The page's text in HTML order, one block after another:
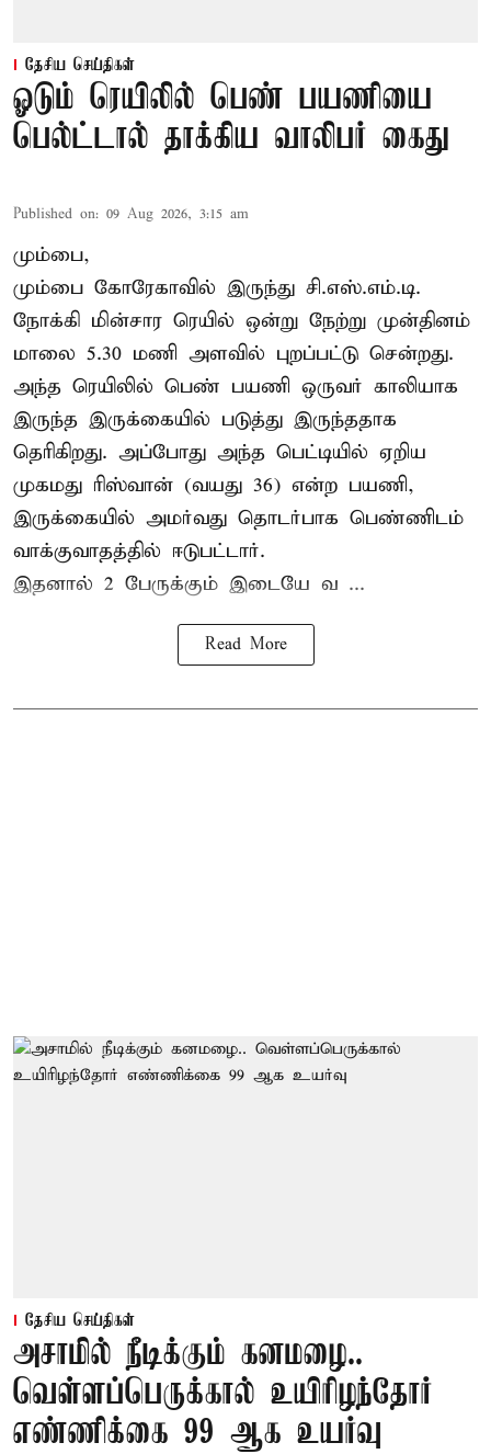
தேசிய செய்திகள்
ஓடும் ரெயிலில் பெண் பயணியை
பெல்ட்டால் தாக்கிய வாலிபர் கைது
Published on: 09 Aug 2026, 3:15 am
மும்பை,
மும்பை கோரேகாவில் இருந்து சி.எஸ்.எம்.டி.
நோக்கி மின்சார ரெயில் ஒன்று நேற்று முன்தினம்
மாலை 5.30 மணி அளவில் புறப்பட்டு சென்றது.
அந்த ரெயிலில் பெண் பயணி ஒருவர் காலியாக
இருந்த இருக்கையில் படுத்து இருந்ததாக
தெரிகிறது. அப்போது அந்த பெட்டியில் ஏறிய
முகமது ரிஸ்வான் (வயது 36) என்ற பயணி,
இருக்கையில் அமர்வது தொடர்பாக பெண்ணிடம்
வாக்குவாதத்தில் ஈடுபட்டார்.
இதனால் 2 பேருக்கும் இடையே வ ...
Read More
தேசிய செய்திகள்
அசாமில் நீடிக்கும் கனமழை..
வெள்ளப்பெருக்கால் உயிரிழந்தோர்
எண்ணிக்கை 99 ஆக உயர்வு